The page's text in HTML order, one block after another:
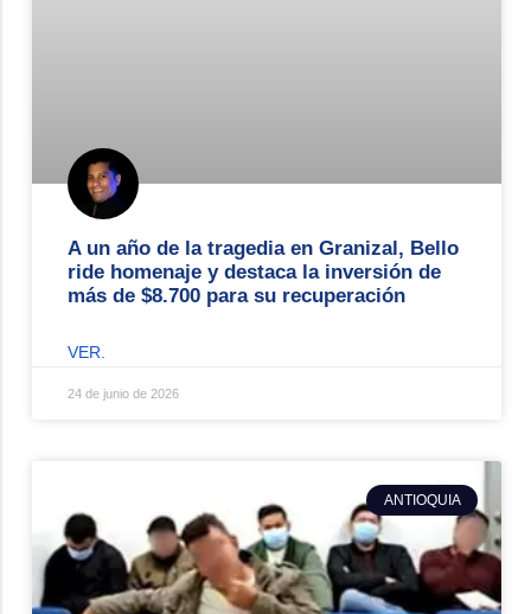
A un año de la tragedia en Granizal, Bello
ride homenaje y destaca la inversión de
más de $8.700 para su recuperación
VER.
24 de junio de 2026
ANTIOQUIA